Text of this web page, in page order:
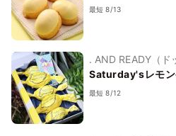
最短 8/13
. AND READY（ド
Saturday'sレモン
最短 8/12